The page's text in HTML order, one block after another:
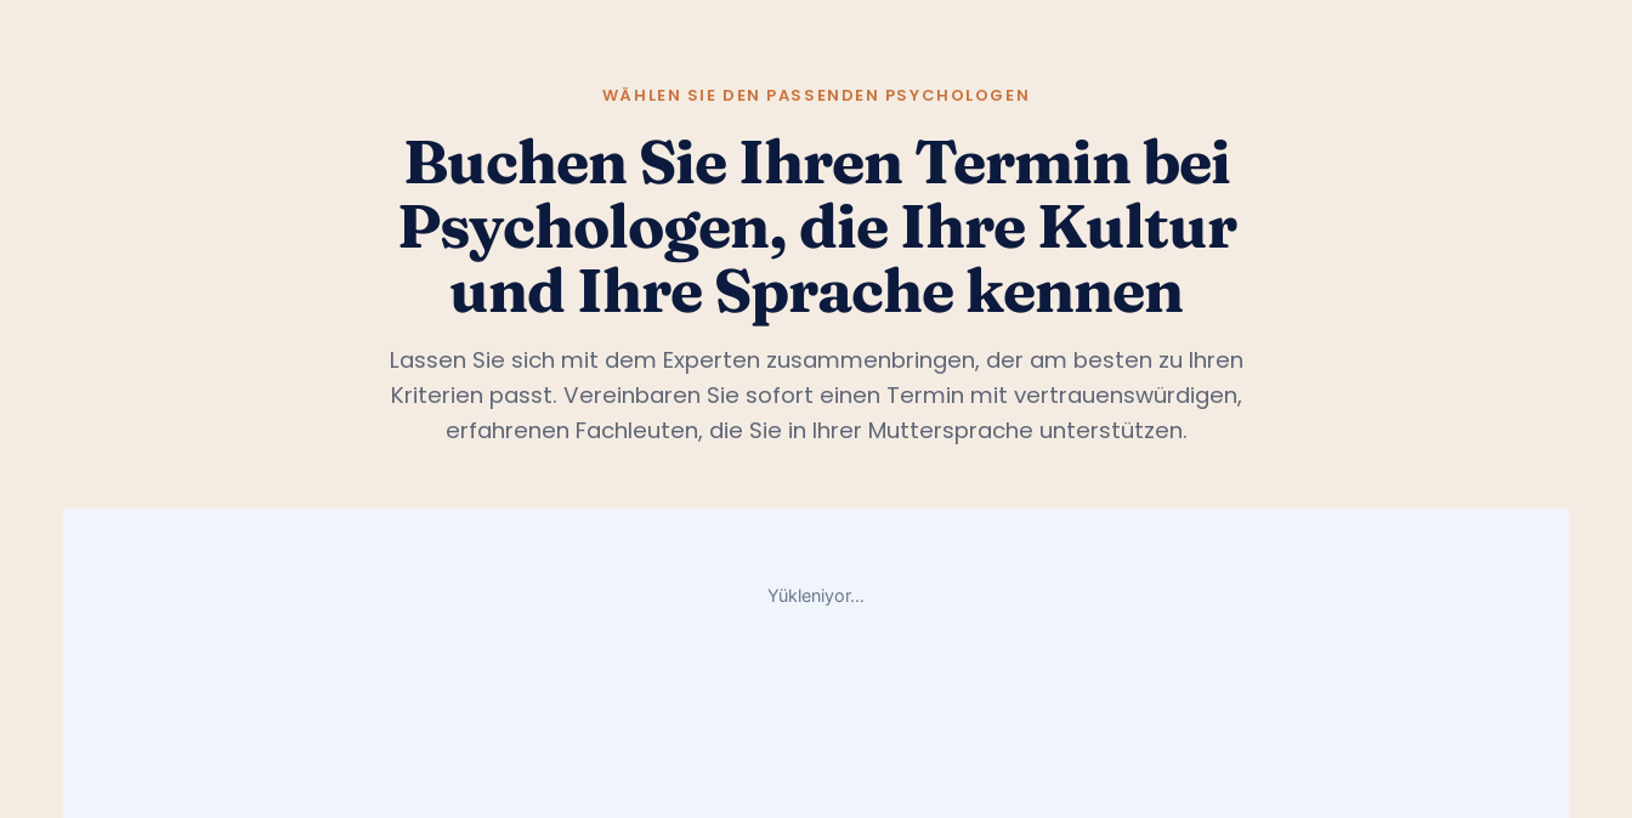
Buchen Sie Ihren Termin bei
Psychologen, die Ihre Kultur
und Ihre Sprache kennen
Lassen Sie sich mit dem Experten zusammenbringen, der am besten zu Ihren
Kriterien passt. Vereinbaren Sie sofort einen Termin mit vertrauenswürdigen,
erfahrenen Fachleuten, die Sie in Ihrer Muttersprache unterstützen.